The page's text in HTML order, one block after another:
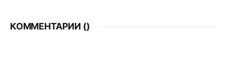
КОММЕНТАРИИ ()